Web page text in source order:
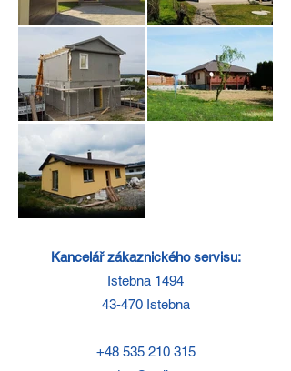
Kancelář zákaznického servisu:
Istebna 1494
43-470 Istebna
+48 535 210 315